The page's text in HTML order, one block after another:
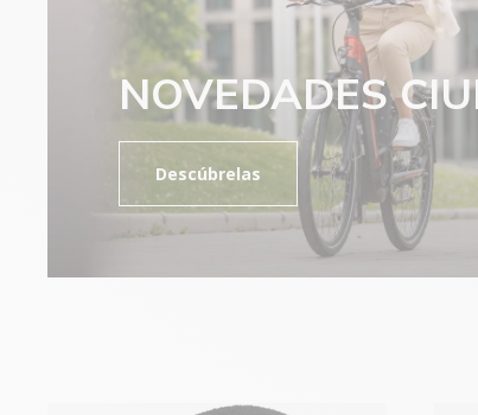
NOVEDADES
Descúbrelas